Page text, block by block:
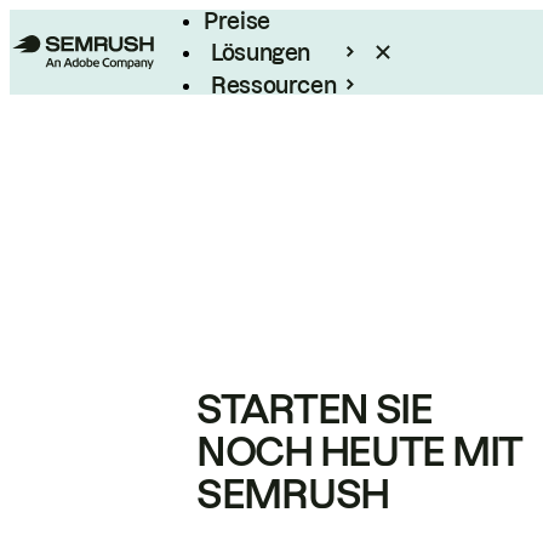
Preise
Lösungen
Ressourcen
STARTEN SIE
NOCH HEUTE MIT
SEMRUSH